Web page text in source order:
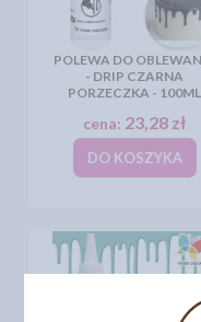
POLEWA DO
- DRIP CZARNA
PORZECZKA - 100ML
cena: 23,28 zł
DO KOSZYKA